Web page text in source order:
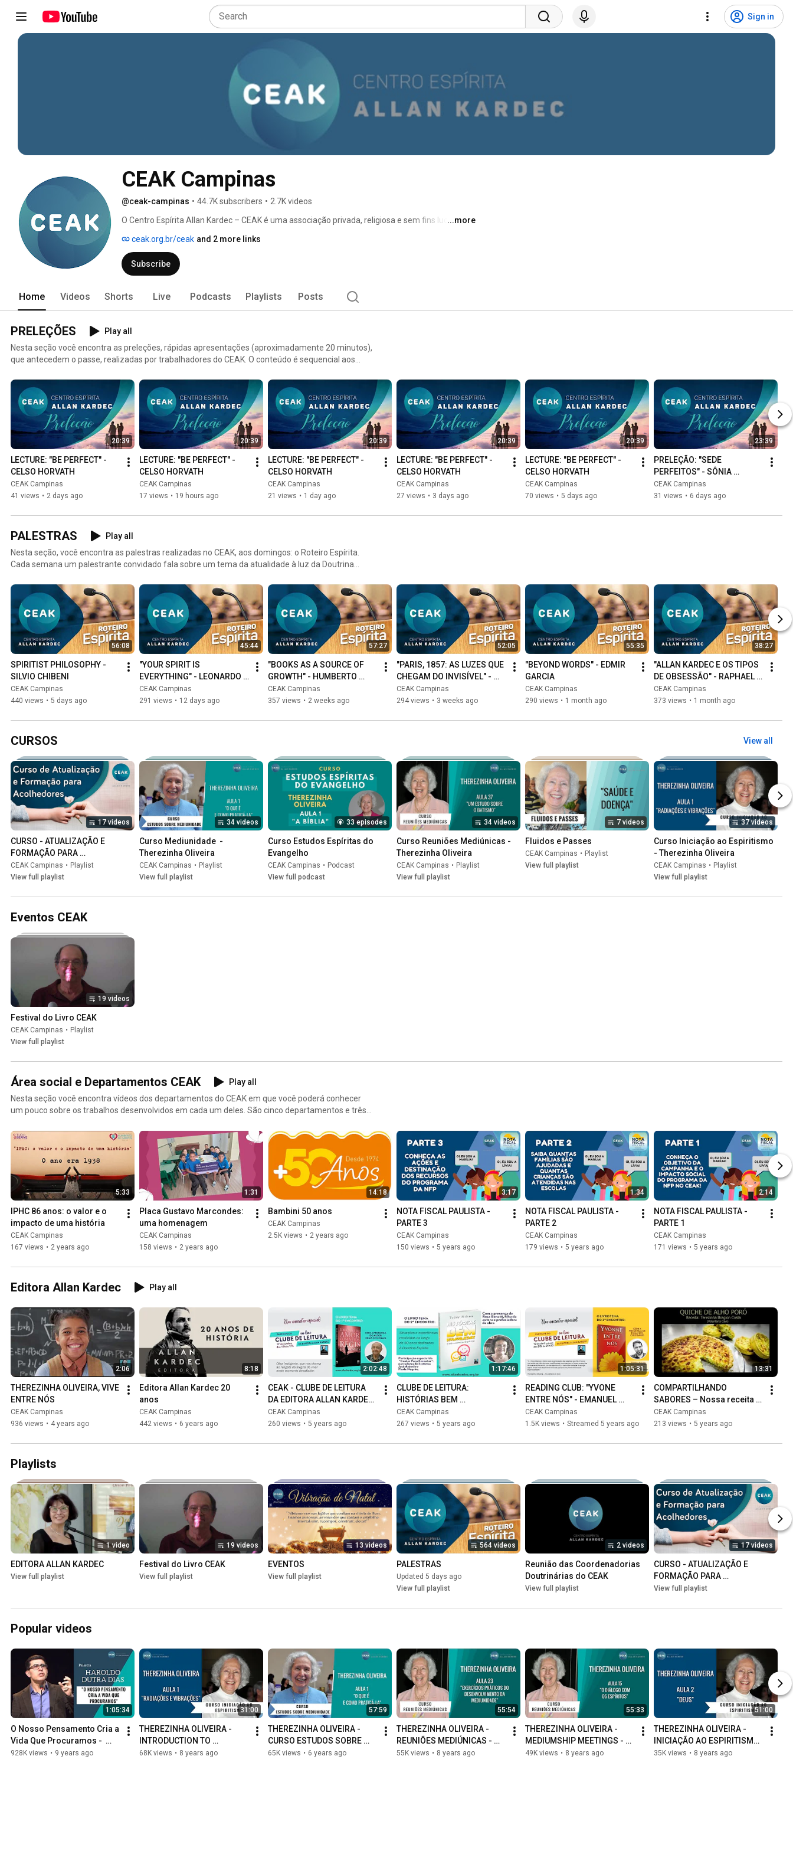
Sign in
CEAK Campinas
@ceak-campinas • 44.7K subscribers • 2.7K videos
O Centro Espírita Allan Kardec – CEAK é uma associação privada, religiosa e sem fins lucrativos,
...more
ceak.org.br/ceak and 2 more links
Subscribe
Home Videos Shorts Live Podcasts Playlists Posts
PRELEÇÕES
Play all
Nesta seção você encontra as preleções, rápidas apresentações (aproximadamente 20 minutos),
que antecedem o passe, realizadas por trabalhadores do CEAK. O conteúdo é sequencial aos
presencial confira os locais, datas e horários no site https://ceak.org.br/ceak/confira-nossos-dias-
e-horarios-de-atendimento/
20:39
LECTURE: "BE PERFECT" -
CELSO HORVATH
CEAK Campinas
41 views • 2 days ago
20:39
LECTURE: "BE PERFECT" -
CELSO HORVATH
CEAK Campinas
17 views • 19 hours ago
20:39
LECTURE: "BE PERFECT" -
CELSO HORVATH
CEAK Campinas
21 views • 1 day ago
20:39
LECTURE: "BE PERFECT" -
CELSO HORVATH
CEAK Campinas
27 views • 3 days ago
20:39
LECTURE: "BE PERFECT" -
CELSO HORVATH
CEAK Campinas
70 views • 5 days ago
23:39
PRELEÇÃO: "SEDE
PERFEITOS" - SÔNIA
PEREIRA
CEAK Campinas
31 views • 6 days ago
PALESTRAS
Play all
Nesta seção, você encontra as palestras realizadas no CEAK, aos domingos: o Roteiro Espírita.
Cada semana um palestrante convidado fala sobre um tema da atualidade à luz da Doutrina
56:08
SPIRITIST PHILOSOPHY -
SILVIO CHIBENI
CEAK Campinas
440 views • 5 days ago
45:44
"YOUR SPIRIT IS
EVERYTHING" - LEONARDO
ARRUDA
CEAK Campinas
291 views • 12 days ago
57:27
"BOOKS AS A SOURCE OF
GROWTH" - HUMBERTO
SCHUBERT COELHO
CEAK Campinas
357 views • 2 weeks ago
52:05
"PARIS, 1857: AS LUZES QUE
CHEGAM DO INVISÍVEL" -
RONALDO THEODORO
CEAK Campinas
294 views • 3 weeks ago
55:35
"BEYOND WORDS" - EDMIR
GARCIA
CEAK Campinas
290 views • 1 month ago
38:27
"ALLAN KARDEC E OS TIPOS
DE OBSESSÃO" - RAPHAEL F.
CASSEB
CEAK Campinas
373 views • 1 month ago
CURSOS View all
17 videos
CURSO - ATUALIZAÇÃO E
FORMAÇÃO PARA
ACOLHEDORES
CEAK Campinas • Playlist
View full playlist
34 videos
Curso Mediunidade  -
Therezinha Oliveira
CEAK Campinas • Playlist
View full playlist
33 episodes
Curso Estudos Espíritas do
Evangelho
CEAK Campinas • Podcast
View full podcast
34 videos
Curso Reuniões Mediúnicas -
Therezinha Oliveira
CEAK Campinas • Playlist
View full playlist
7 videos
Fluidos e Passes
CEAK Campinas • Playlist
View full playlist
37 videos
Curso Iniciação ao Espiritismo
- Therezinha Oliveira
CEAK Campinas • Playlist
View full playlist
Eventos CEAK
19 videos
Festival do Livro CEAK
CEAK Campinas • Playlist
View full playlist
Área social e Departamentos CEAK
Play all
Nesta seção você encontra vídeos dos departamentos do CEAK em que você poderá conhecer
um pouco sobre os trabalhos desenvolvidos em cada um deles. São cinco departamentos e três
conhecer!
5:33
IPHC 86 anos: o valor e o
impacto de uma história
CEAK Campinas
167 views • 2 years ago
1:31
Placa Gustavo Marcondes:
uma homenagem
CEAK Campinas
158 views • 2 years ago
14:18
Bambini 50 anos
CEAK Campinas
2.5K views • 2 years ago
3:17
NOTA FISCAL PAULISTA -
PARTE 3
CEAK Campinas
150 views • 5 years ago
1:34
NOTA FISCAL PAULISTA -
PARTE 2
CEAK Campinas
179 views • 5 years ago
2:14
NOTA FISCAL PAULISTA -
PARTE 1
CEAK Campinas
171 views • 5 years ago
Editora Allan Kardec Play all
2:06
THEREZINHA OLIVEIRA, VIVE
ENTRE NÓS
CEAK Campinas
936 views • 4 years ago
8:18
Editora Allan Kardec 20
anos
CEAK Campinas
442 views • 6 years ago
2:02:48
CEAK - CLUBE DE LEITURA
DA EDITORA ALLAN KARDEC
- 1º EVENTO - 17/10/2021
CEAK Campinas
260 views • 5 years ago
1:17:46
CLUBE DE LEITURA:
HISTÓRIAS BEM
HUMORADAS -
ENSINAMENTOS ESPÍRITAS
CEAK Campinas
267 views • 5 years ago
1:05:31
READING CLUB: "YVONE
ENTRE NÓS" - EMANUEL
CRISTIANO - 04/10/2021
CEAK Campinas
1.5K views • Streamed 5 years ago
13:31
COMPARTILHANDO
SABORES – Nossa receita
de Amor!
CEAK Campinas
213 views • 5 years ago
Playlists
1 video
EDITORA ALLAN KARDEC
View full playlist
19 videos
Festival do Livro CEAK
View full playlist
13 videos
EVENTOS
View full playlist
564 videos
PALESTRAS
Updated 5 days ago
View full playlist
2 videos
Reunião das Coordenadorias
Doutrinárias do CEAK
View full playlist
17 videos
CURSO - ATUALIZAÇÃO E
FORMAÇÃO PARA
ACOLHEDORES
View full playlist
Popular videos
1:05:34
O Nosso Pensamento Cria a
Vida Que Procuramos -
Haroldo Dutra Dias -
928K views • 9 years ago
31:00
THEREZINHA OLIVEIRA -
INTRODUCTION TO
SPIRITISM - CLASS 01 -
68K views • 8 years ago
57:59
THEREZINHA OLIVEIRA -
CURSO ESTUDOS SOBRE
MEDIUNIDADE - AULA 01 - "O
65K views • 6 years ago
55:54
THEREZINHA OLIVEIRA -
REUNIÕES MEDIÚNICAS -
AULA 23 - "EXERC PRÁTICOS
55K views • 8 years ago
55:33
THEREZINHA OLIVEIRA -
MEDIUMSHIP MEETINGS -
CLASS 15 - "DIALOGUE WITH
49K views • 8 years ago
51:00
THEREZINHA OLIVEIRA -
INICIAÇÃO AO ESPIRITISMO
- AULA 02 - "DEUS"
35K views • 8 years ago